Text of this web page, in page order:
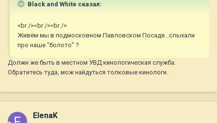
Black and White сказал:
<br /><br /><br />
Живём мы в подмосковном Павловском Посаде...слыхали
про наше "болото" ?
Должн же быть в местном УВД кинологическая служба.
Обратитесь туда, мож найдуться толковые кинологи.
ElenaK